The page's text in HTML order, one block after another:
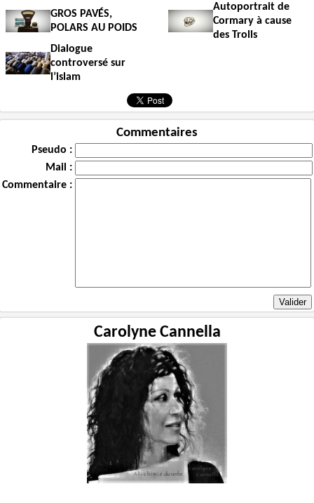
GROS PAVÉS,
POLARS AU POIDS
Autoportrait de
Cormary à cause
des Trolls
Dialogue
controversé sur
l’islam
Commentaires
Pseudo :
Mail :
Commentaire :
Carolyne Cannella